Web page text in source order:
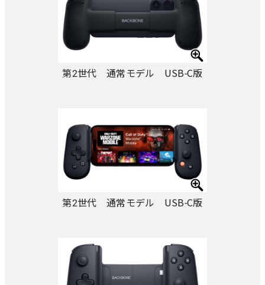
第2世代 通常モデル USB-C版
第2世代 通常モデル USB-C版